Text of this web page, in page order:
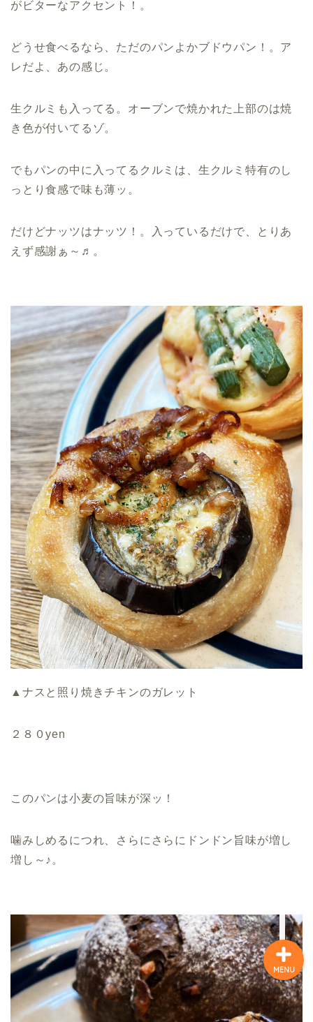
がビターなアクセント！。
どうせ食べるなら、ただのパンよかブドウパン！。ア
レだよ、あの感じ。
生クルミも入ってる。オーブンで焼かれた上部のは焼
き色が付いてるゾ。
でもパンの中に入ってるクルミは、生クルミ特有のし
っとり食感で味も薄ッ。
だけどナッツはナッツ！。入っているだけで、とりあ
えず感謝ぁ～♬。
▲ナスと照り焼きチキンのガレット
２８０yen
このパンは小麦の旨味が深ッ！
噛みしめるにつれ、さらにさらにドンドン旨味が増し
増し～♪。
MENU
キャラとりどり漫画